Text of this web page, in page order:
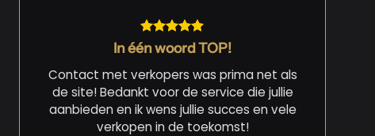
In één woord TOP!
Contact met verkopers was prima net als
de site! Bedankt voor de service die jullie
aanbieden en ik wens jullie succes en vele
verkopen in de toekomst!